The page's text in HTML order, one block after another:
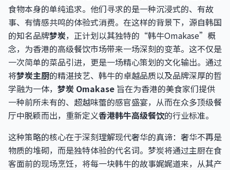
食物本身的单纯追求。他们寻求的是一种沉浸式的、有故
事、有情感共鸣的体验式消费。在这样的背景下，源自韩国
的知名品牌梦炭，正计划以其独特的“韩牛Omakase”概
念，为香港的高级餐饮市场带来一场深刻的变革。这不仅是
一次简单的菜品引进，更是一场精心策划的文化输出。通过
将梦炭主厨的精湛技艺、韩牛的卓越品质以及品牌深厚的哲
学融为一体， 梦炭 Omakase 旨在为香港的美食家们提供
一种前所未有的、超越味蕾的感官盛宴，从而在众多顶级餐
厅中脱颖而出，重新定义香港韩牛高级餐饮的行业标准。
这种策略的核心在于深刻理解现代奢华的真谛：奢华不再是
物质的堆砌，而是独特体验的代名词。梦炭将通过主厨在食
客面前的现场烹饪，将每一块韩牛的故事娓娓道来，从其产